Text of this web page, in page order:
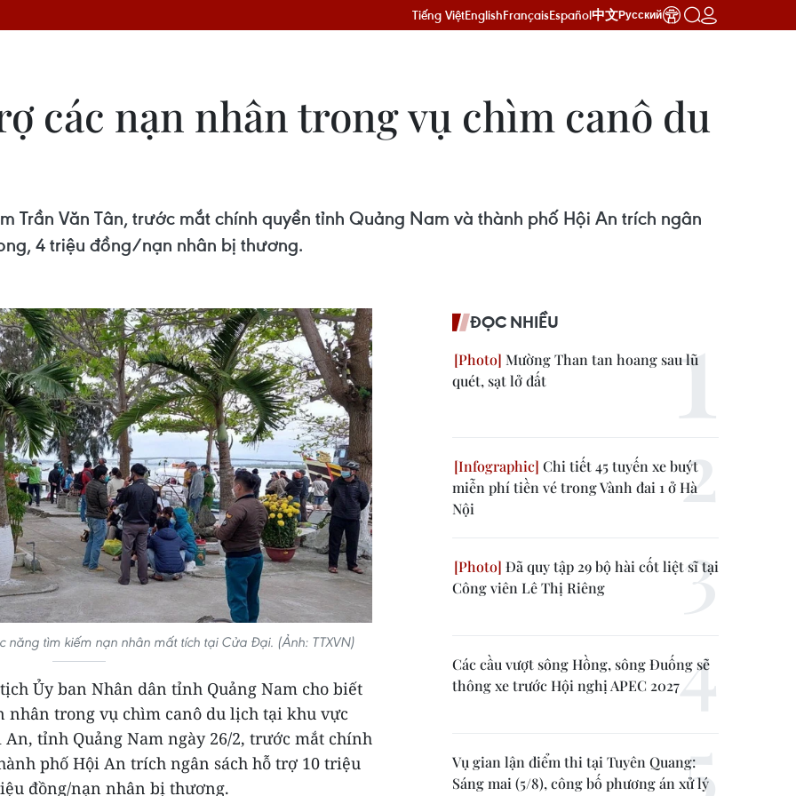
Tiếng ViệtEnglishFrançaisEspañol中文Русский
các nạn nhân trong vụ chìm canô du
Trần Văn Tân, trước mắt chính quyền tỉnh Quảng Nam và thành phố Hội An trích ngân
4 triệu đồng/nạn nhân bị thương.
tìm kiếm nạn nhân mất tích tại Cửa Đại. (Ảnh: TTXVN)
Ủy ban Nhân dân tỉnh Quảng Nam cho biết
nhân trong vụ chìm canô du lịch tại khu vực
tỉnh Quảng Nam ngày 26/2, trước mắt chính
phố Hội An trích ngân sách hỗ trợ 10 triệu
đồng/nạn nhân bị thương.
ĐỌC NHIỀU
Mường Than tan hoang sau lũ
quét, sạt lở đất
Chi tiết 45 tuyến xe buýt
miễn phí tiền vé trong Vành đai 1 ở Hà
Nội
Đã quy tập 29 bộ hài cốt liệt sĩ tại
Công viên Lê Thị Riêng
Các cầu vượt sông Hồng, sông Đuống sẽ
thông xe trước Hội nghị APEC 2027
Vụ gian lận điểm thi tại Tuyên Quang:
Sáng mai (5/8), công bố phương án xử lý